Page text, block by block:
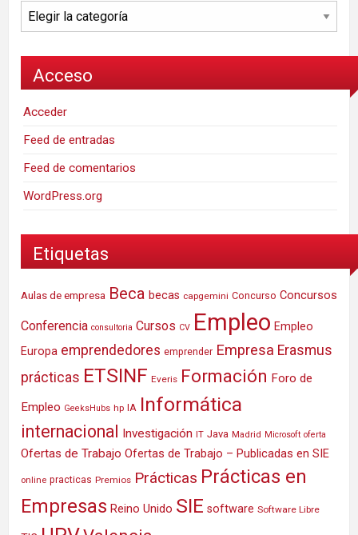
Categorías
Acceso
Acceder
Feed de entradas
Feed de comentarios
WordPress.org
Etiquetas
Aulas de empresa Beca becas capgemini Concurso Concursos
Conferencia consultoria Cursos CV Empleo Empleo
Europa emprendedores emprender Empresa Erasmus
prácticas ETSINF Everis Formación Foro de
Empleo GeeksHubs hp IA Informática
internacional Investigación IT Java Madrid Microsoft oferta
Ofertas de Trabajo Ofertas de Trabajo – Publicadas en SIE
online practicas Premios Prácticas Prácticas en
Empresas Reino Unido SIE software Software Libre